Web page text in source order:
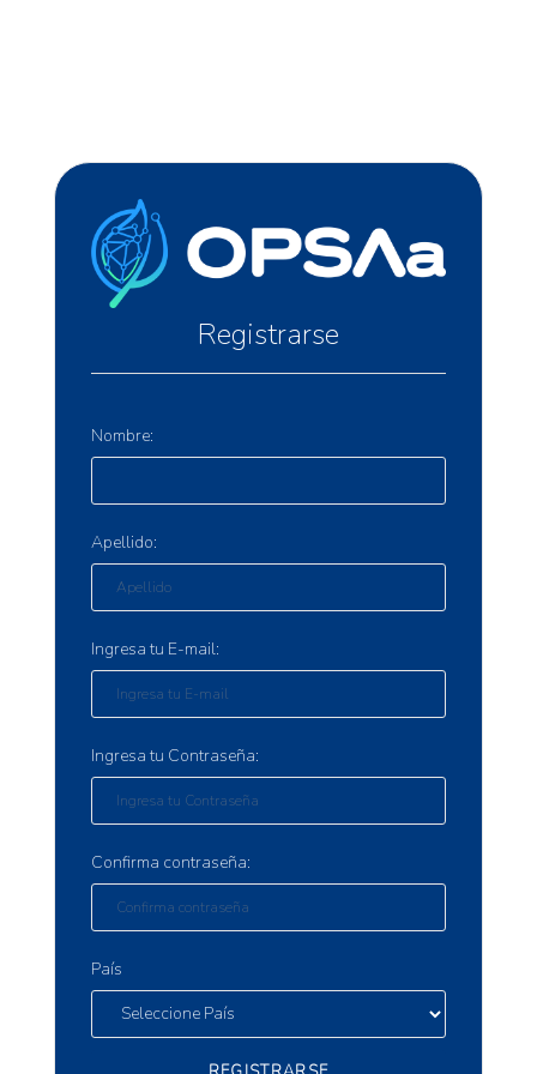
Registrarse
Nombre:
Apellido:
Ingresa tu E-mail:
Ingresa tu Contraseña:
Confirma contraseña:
País